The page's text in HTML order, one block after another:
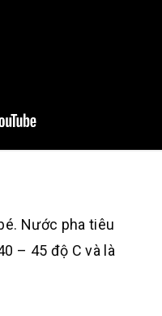
Nước pha tiêu
– 45 độ C và là